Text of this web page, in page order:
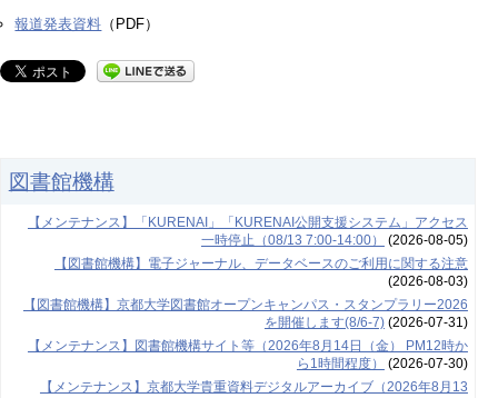
報道発表資料 （PDF）
図書館機構
【メンテナンス】「KURENAI」「KURENAI公開支援システム」アクセス
一時停止（08/13 7:00-14:00）
(2026-08-05)
【図書館機構】電子ジャーナル、データベースのご利用に関する注意
(2026-08-03)
【図書館機構】京都大学図書館オープンキャンパス・スタンプラリー2026
を開催します(8/6-7)(2026-07-31)
【メンテナンス】図書館機構サイト等（2026年8月14日（金） PM12時か
ら1時間程度）
(2026-07-30)
【メンテナンス】京都大学貴重資料デジタルアーカイブ（2026年8月13